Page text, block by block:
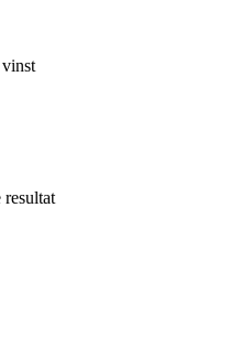
vinst
resultat